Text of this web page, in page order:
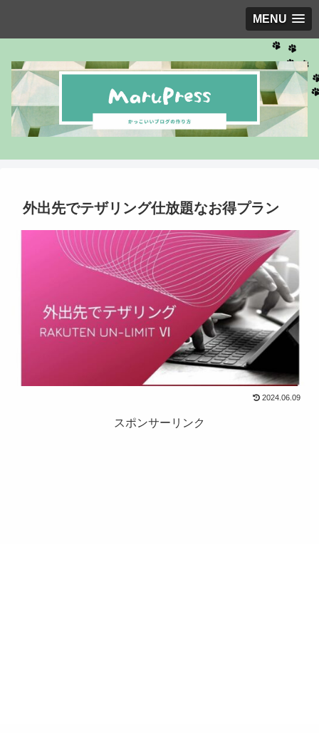
MENU
外出先でテザリング仕放題なお得プラン
2024.06.09
スポンサーリンク